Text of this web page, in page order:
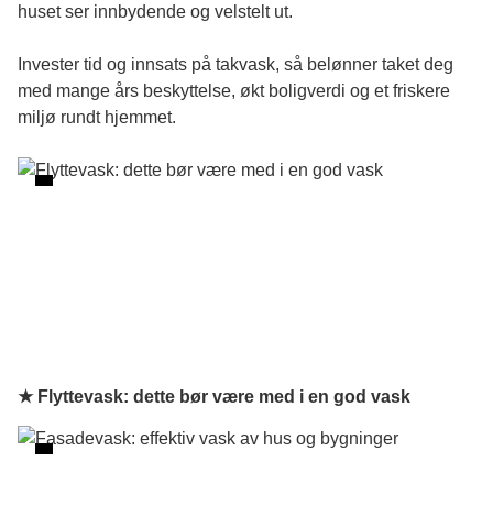
huset ser innbydende og velstelt ut.
Invester tid og innsats på takvask, så belønner taket deg
med mange års beskyttelse, økt boligverdi og et friskere
miljø rundt hjemmet.
★ Flyttevask: dette bør være med i en god vask